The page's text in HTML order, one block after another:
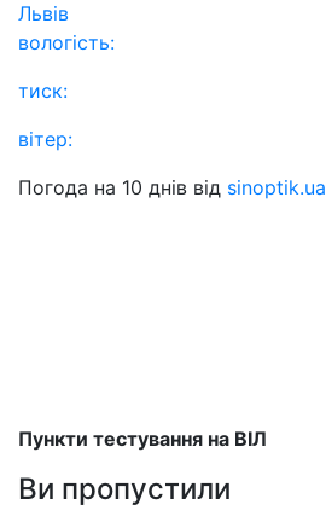
Львів
вологість:
тиск:
вітер:
Погода на 10 днів від sinoptik.ua
Пункти тестування на ВІЛ
Ви пропустили